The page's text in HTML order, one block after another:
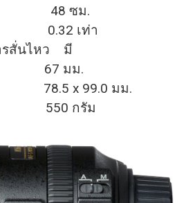
ด 48 ซม.
0.32 เท่า
รสั่นไหว มี
67 มม.
x 99.0 มม.
กรัม